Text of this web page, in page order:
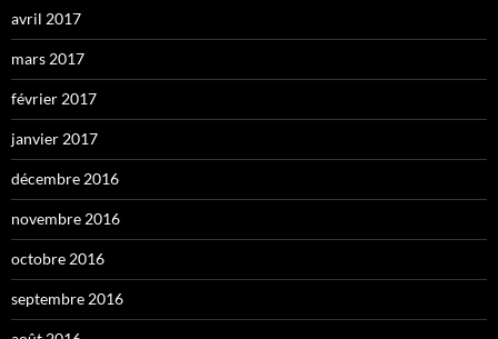
avril 2017
mars 2017
février 2017
janvier 2017
décembre 2016
novembre 2016
octobre 2016
septembre 2016